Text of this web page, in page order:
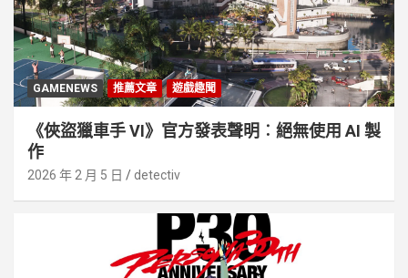
GAMENEWS 推薦文章 遊戲趣聞
《俠盜獵車手 VI》官方發表聲明︰絕無使用 AI 製
作
2026 年 2 月 5 日 detectiv